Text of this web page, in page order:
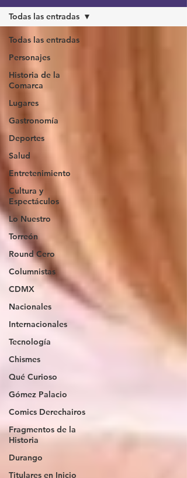
Todas las entradas
Personajes
Historia de la
Comarca
Lugares
Gastronomía
Deportes
Salud
Entretenimiento
Cultura y
Espectáculos
Lo Nuestro
Torreón
Round Cero
Columnistas
CDMX
Nacionales
Internacionales
Tecnología
Chismes
Qué Curioso
Gómez Palacio
Comics Derechairos
Fragmentos de la
Historia
Durango
Titulares en Inicio
Todas las entradas